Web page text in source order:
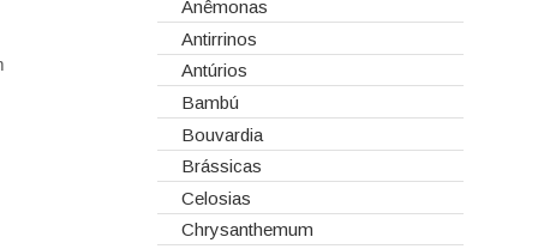
Corantes
Embalagens
Esponjas
Estruturas
Fitas
Gaiolas
Lanternas
Madeiras
Dia dos Namorados
Natal
Anêmonas
Antirrinos
Antúrios
Bambú
Bouvardia
Brássicas
Celosias
Chrysanthemum